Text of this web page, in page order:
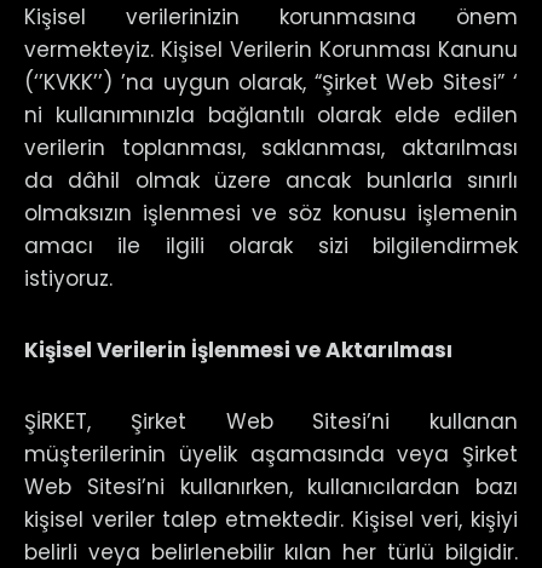
Kişisel verilerinizin korunmasına önem
vermekteyiz. Kişisel Verilerin Korunması Kanunu
(‘’KVKK’’) ’na uygun olarak, “Şirket Web Sitesi” ‘
ni kullanımınızla bağlantılı olarak elde edilen
verilerin toplanması, saklanması, aktarılması
da dâhil olmak üzere ancak bunlarla sınırlı
olmaksızın işlenmesi ve söz konusu işlemenin
amacı ile ilgili olarak sizi bilgilendirmek
istiyoruz.
Kişisel Verilerin İşlenmesi ve Aktarılması
ŞİRKET, Şirket Web Sitesi’ni kullanan
müşterilerinin üyelik aşamasında veya Şirket
Web Sitesi’ni kullanırken, kullanıcılardan bazı
kişisel veriler talep etmektedir. Kişisel veri, kişiyi
belirli veya belirlenebilir kılan her türlü bilgidir.